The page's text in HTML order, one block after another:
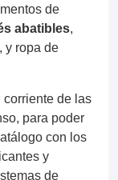
de
abatibles,
y ropa de
corriente de las
para poder
con los
y
de